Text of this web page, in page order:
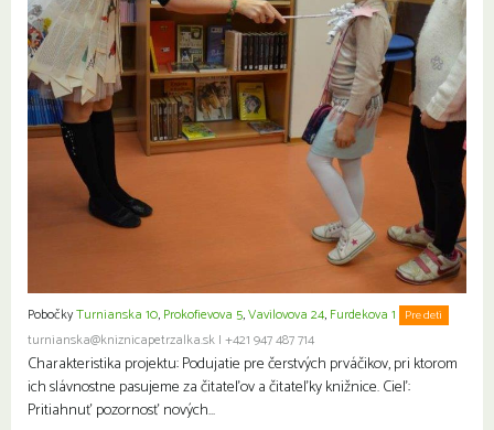
PobočkyTurnianska 10, Prokofievova 5,Vavilovova 24, Furdekova 1 Pre deti
turnianska@kniznicapetrzalka.sk | +421 947 487 714
Charakteristika projektu: Podujatie pre čerstvých prváčikov, pri ktorom
ich slávnostne pasujeme za čitateľov a čitateľky knižnice. Cieľ:
Pritiahnuť pozornosť nových…